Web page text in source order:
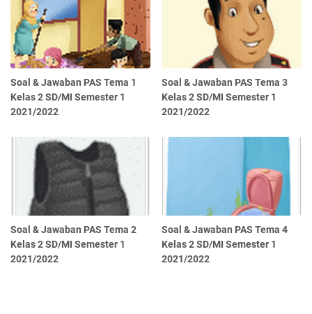
Soal & Jawaban PAS Tema 1
Kelas 2 SD/MI Semester 1
2021/2022
Soal & Jawaban PAS Tema 3
Kelas 2 SD/MI Semester 1
2021/2022
Soal & Jawaban PAS Tema 2
Kelas 2 SD/MI Semester 1
2021/2022
Soal & Jawaban PAS Tema 4
Kelas 2 SD/MI Semester 1
2021/2022